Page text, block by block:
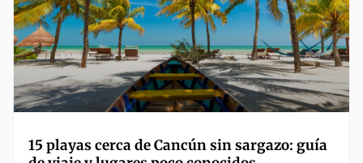
15 playas cerca de Cancún sin sargazo: guía